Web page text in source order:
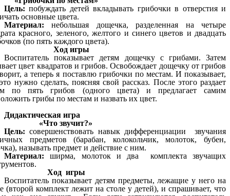
Цель: побуждать детей вкладывать грибочки в отверстия и
основные цвета.
Материал: небольшая дощечка, разделенная на четыре
красного, зеленого, желтого и синего цветов и двадцать
(по пять каждого цвета).
Ход игры
Воспитатель показывает детям дощечку с грибами. Затем
цвет квадратов и грибов. Освобождает дощечку от грибов
а теперь я поставлю грибочки по местам. И показывает,
нужно сделать, поясняя свой рассказ. После этого раздает
по пять грибов (одного цвета) и предлагает самим
грибы по местам и назвать их цвет.
Дидактическая игра
«Что звучит?»
Цель: совершенствовать навык дифференциации звучания
предметов (барабан, колокольчик, молоток, бубен,
называть предмет и действие с ним.
Материал: ширма, молоток и два комплекта звучащих
Ход игры
Воспитатель показывает детям предметы, лежащие у него на
(второй комплект лежит на столе у детей), и спрашивает, что